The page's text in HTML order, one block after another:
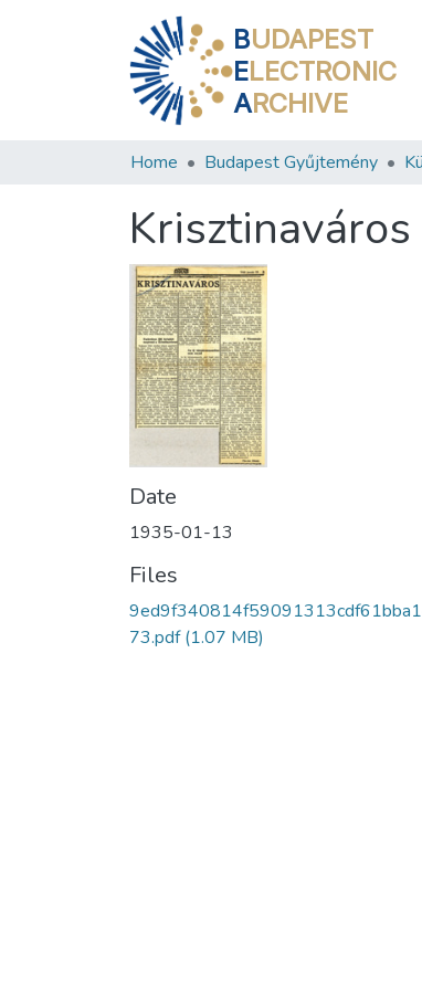
BUDAPEST
ELECTRONIC
ARCHIVE
Home Budapest Gyűjtemény
Krisztinaváros
Date
1935-01-13
Files
73.pdf(1.07 MB)